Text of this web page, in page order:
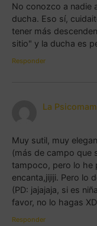
No conozco a nadie
ducha. Eso sí,
tener más
sitio" y la ducha es
Responder
La
Muy sutil, muy
(más de campo que
tampoco, pero lo he
encanta,jijiji. Pero lo
(PD: jajajaja, si es
favor, no lo hagas
Responder